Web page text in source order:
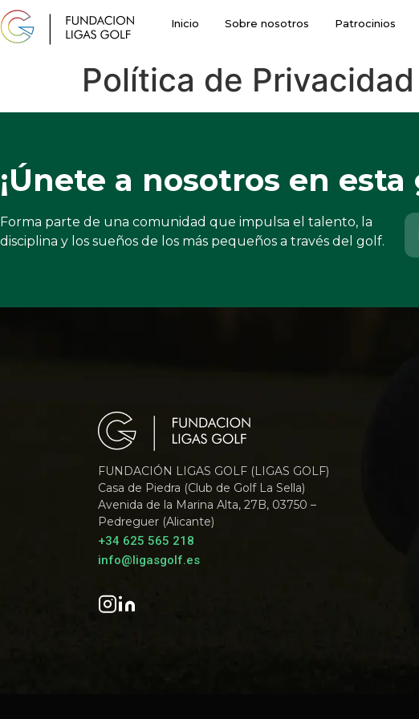
Inicio Sobre nosotros Patrocinios
Política de Privacidad
¡Únete a nosotros en
Forma parte de una comunidad que impulsa el talento, la
disciplina y los sueños de los más pequeños a través del golf.
FUNDACIÓN LIGAS GOLF (LIGAS GOLF)
Casa de Piedra (Club de Golf La Sella)
Avenida de la Marina Alta, 27B, 03750 –
Pedreguer (Alicante)
+34 625 565 218
info@ligasgolf.es